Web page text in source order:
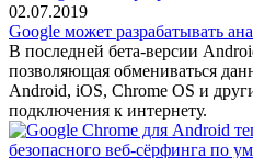
02.07.2019
Google может разрабатывать
В последней бета-версии
позволяющая обмениваться
Android, iOS, Chrome OS и
подключения к интернету.